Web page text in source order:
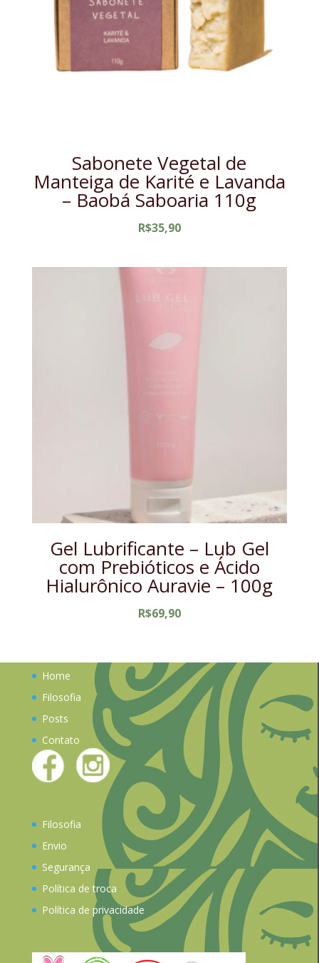
Sabonete Vegetal de
Manteiga de Karité e Lavanda
– Baobá Saboaria 110g
R$35,90
Gel Lubrificante – Lub Gel
com Prebióticos e Ácido
Hialurônico Auravie – 100g
R$69,90
Home
Filosofia
Posts
Contato
Filosofia
Envio
Segurança
Política de troca
Política de privacidade